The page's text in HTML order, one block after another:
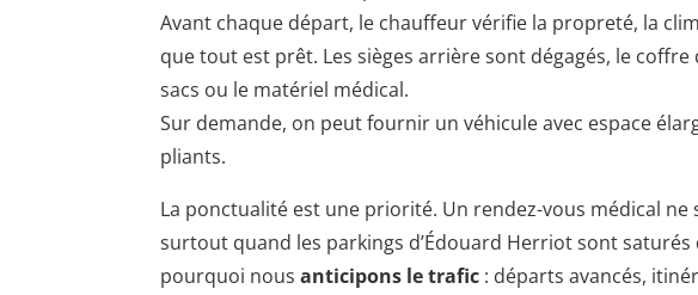
Avant chaque départ, le chauffeur vérifie la propreté, la
que tout est prêt. Les sièges arrière sont dégagés, le
sacs ou le matériel médical.
Sur demande, on peut fournir un véhicule avec espace
pliants.
La ponctualité est une priorité. Un rendez-vous médical ne
surtout quand les parkings d’Édouard Herriot sont saturés
pourquoi nousanticipons le trafic : départs avancés,